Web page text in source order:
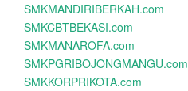
SMKMANDIRIBERKAH.com
SMKCBTBEKASI.com
SMKMANAROFA.com
SMKPGRIBOJONGMANGU.com
SMKKORPRIKOTA.com